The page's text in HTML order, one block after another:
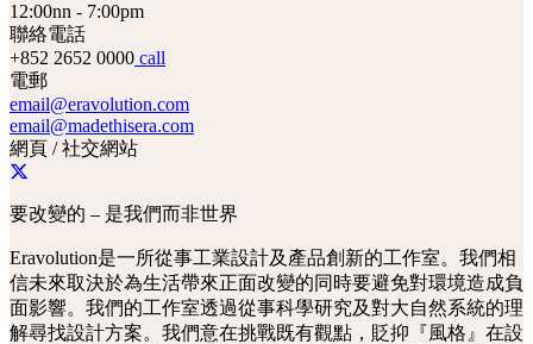
12:00nn - 7:00pm
聯絡電話
+852 2652 0000 call
電郵
email@eravolution.com
email@madethisera.com
網頁 / 社交網站
要改變的 – 是我們而非世界
Eravolution是一所從事工業設計及產品創新的工作室。我們相
信未來取決於為生活帶來正面改變的同時要避免對環境造成負
面影響。我們的工作室透過從事科學研究及對大自然系統的理
解尋找設計方案。我們意在挑戰既有觀點，貶抑『風格』在設